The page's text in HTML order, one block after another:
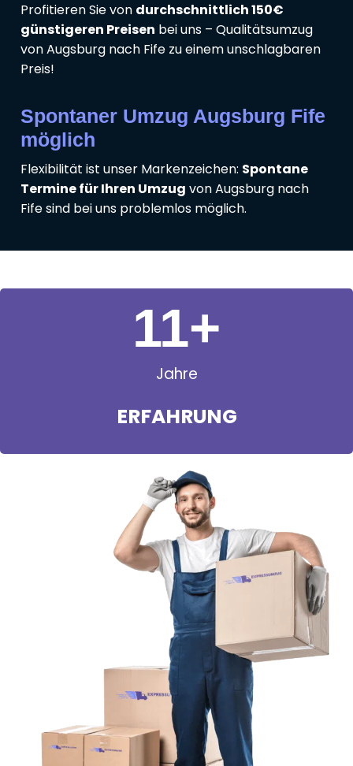
Profitieren Sie von durchschnittlich 150€
günstigeren Preisen bei uns – Qualitätsumzug
von Augsburg nach Fife zu einem unschlagbaren
Preis!
Spontaner Umzug Augsburg Fife
möglich
Flexibilität ist unser Markenzeichen: Spontane
Termine für Ihren Umzug von Augsburg nach
Fife sind bei uns problemlos möglich.
Jahre
ERFAHRUNG
11+